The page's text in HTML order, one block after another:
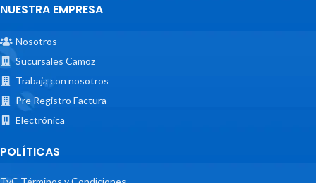
NUESTRA EMPRESA
Nosotros
Sucursales Camoz
Trabaja con nosotros
Pre Registro Factura
Electrónica
POLÍTICAS